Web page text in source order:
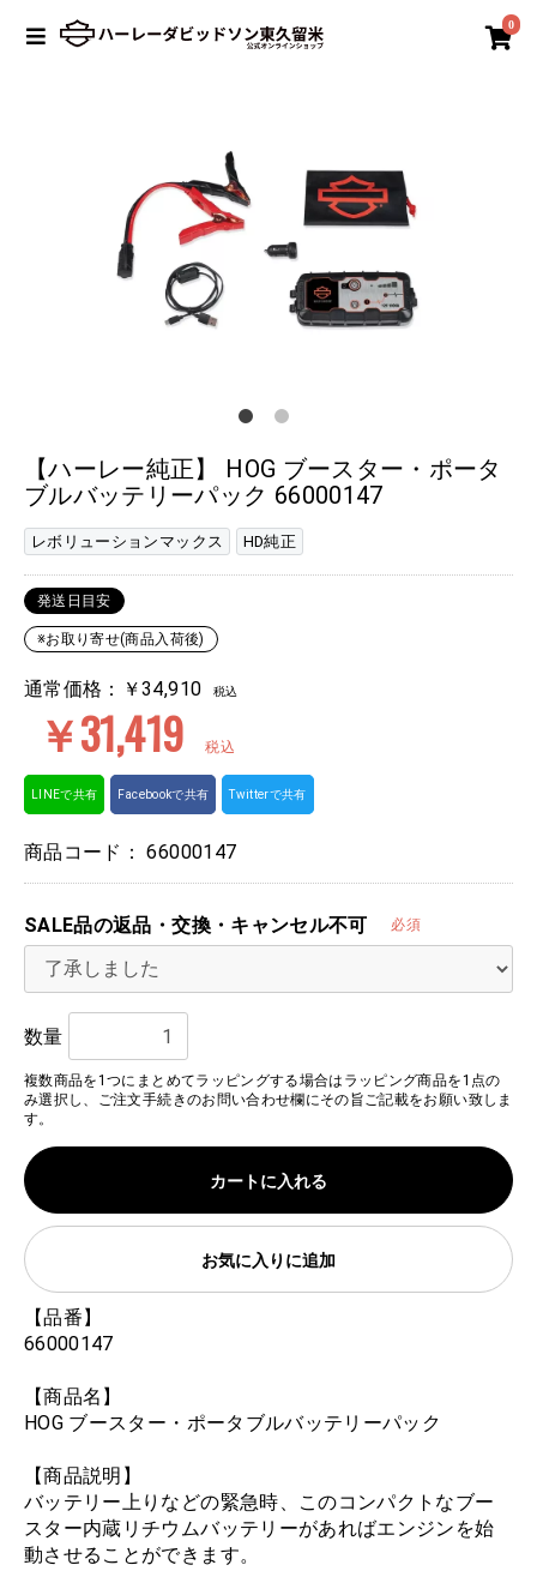
0
【ハーレー純正】 HOG ブースター・ポータ
ブルバッテリーパック 66000147
レボリューションマックス HD純正
発送日目安
※お取り寄せ(商品入荷後)
通常価格：￥34,910 税込
￥31,419 税込
LINEで共有 Facebookで共有 Twitterで共有
商品コード：66000147
SALE品の返品・交換・キャンセル不可 必須
数量
複数商品を1つにまとめてラッピングする場合はラッピング商品を1点の
み選択し、ご注文手続きのお問い合わせ欄にその旨ご記載をお願い致しま
す。
カートに入れる
お気に入りに追加
【品番】
66000147
【商品名】
HOG ブースター・ポータブルバッテリーパック
【商品説明】
バッテリー上りなどの緊急時、このコンパクトなブー
スター内蔵リチウムバッテリーがあればエンジンを始
動させることができます。